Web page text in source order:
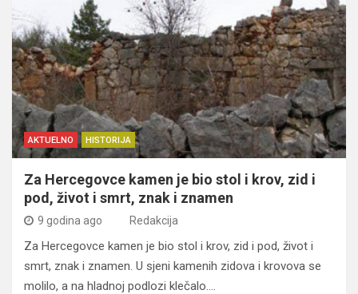
AKTUELNO HISTORIJA
Za Hercegovce kamen je bio stol i krov, zid i
pod, život i smrt, znak i znamen
9 godina ago Redakcija
Za Hercegovce kamen je bio stol i krov, zid i pod, život i
smrt, znak i znamen. U sjeni kamenih zidova i krovova se
molilo, a na hladnoj podlozi klečalo.…